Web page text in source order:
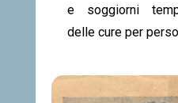
e soggiorni
delle cure per